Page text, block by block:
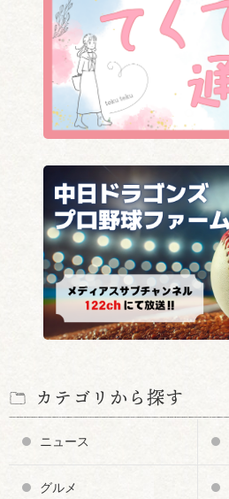
カテゴリから探す
ニュース
グルメ